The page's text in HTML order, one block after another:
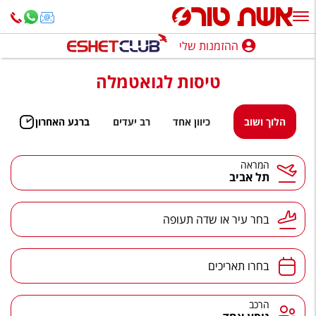
ההזמנות שלי
חופשה לפי סגנון
מלונות באילת
טיולים מאורגנים
חבילות נופש
הרגע האחרון
חבילות בריאות וספא
ההזמנות שלי
טיסות לגואטמלה
הלוך ושוב כיוון אחד רב יעדים ברגע האחרון
המראה
תל אביב
בחר עיר או שדה תעופה
בחרו תאריכים
הרכב